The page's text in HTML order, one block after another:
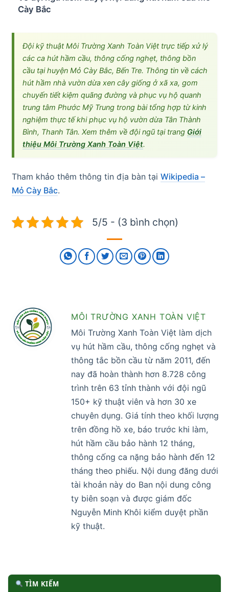
Cày Bắc
Đội kỹ thuật Môi Trường Xanh Toàn Việt trực tiếp xử lý
các ca hút hầm cầu, thông cống nghẹt, thông bồn
cầu tại huyện Mỏ Cày Bắc, Bến Tre. Thông tin về cách
hút hầm nhà vườn dừa xen cây giống ở xã xa, gom
chuyến tiết kiệm quãng đường và phục vụ hộ quanh
trung tâm Phước Mỹ Trung trong bài tổng hợp từ kinh
nghiệm thực tế khi phục vụ hộ vườn dừa Tân Thành
Bình, Thanh Tân. Xem thêm về đội ngũ tại trang Giới
thiệu Môi Trường Xanh Toàn Việt.
Tham khảo thêm thông tin địa bàn tại Wikipedia –
Mỏ Cày Bắc.
5/5 - (3 bình chọn)
MÔI TRƯỜNG XANH TOÀN VIỆT
Môi Trường Xanh Toàn Việt làm dịch
vụ hút hầm cầu, thông cống nghẹt và
thông tắc bồn cầu từ năm 2011, đến
nay đã hoàn thành hơn 8.728 công
trình trên 63 tỉnh thành với đội ngũ
150+ kỹ thuật viên và hơn 30 xe
chuyên dụng. Giá tính theo khối lượng
trên đồng hồ xe, báo trước khi làm,
hút hầm cầu bảo hành 12 tháng,
thông cống ca nặng bảo hành đến 12
tháng theo phiếu. Nội dung đăng dưới
tài khoản này do Ban nội dung công
ty biên soạn và được giám đốc
Nguyễn Minh Khôi kiểm duyệt phần
kỹ thuật.
TÌM KIẾM